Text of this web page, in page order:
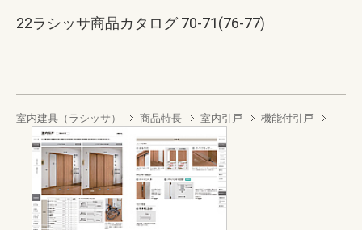
22ラシッサ商品カタログ 70-71(76-77)
室内建具（ラシッサ） 商品特長 室内引戸 機能付引戸